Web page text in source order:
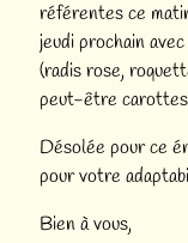
référentes ce
jeudi prochain
(radis rose,
peut-être carottes
Désolée pour ce
pour votre
Bien à vous,